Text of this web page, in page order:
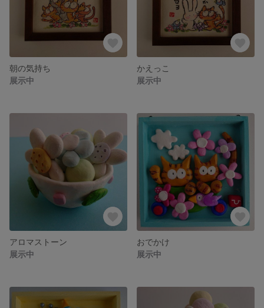
朝の気持ち
展示中
かえっこ
展示中
アロマストーン
展示中
おでかけ
展示中